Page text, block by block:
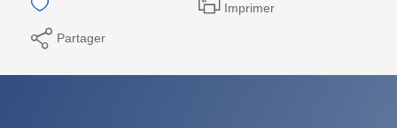
Imprimer
Partager